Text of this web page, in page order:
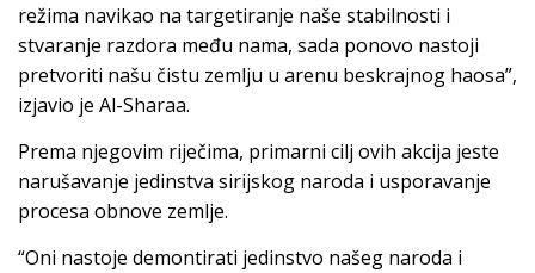
režima navikao na targetiranje naše stabilnosti i
stvaranje razdora među nama, sada ponovo nastoji
pretvoriti našu čistu zemlju u arenu beskrajnog haosa”,
izjavio je Al-Sharaa.
Prema njegovim riječima, primarni cilj ovih akcija jeste
narušavanje jedinstva sirijskog naroda i usporavanje
procesa obnove zemlje.
“Oni nastoje demontirati jedinstvo našeg naroda i